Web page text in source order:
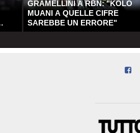
GRAMELLINI A RBN: "KOLO
MUANI A QUELLE CIFRE
SAREBBE UN ERRORE"